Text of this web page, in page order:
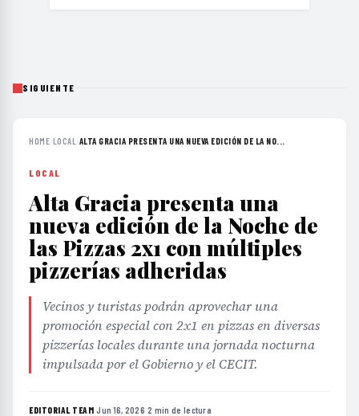
SIGUIENTE
HOME›LOCAL ›ALTA GRACIA PRESENTA UNA NUEVA EDICIÓN DE LA NO...
LOCAL
Alta Gracia presenta una
nueva edición de la Noche de
las Pizzas 2x1 con múltiples
pizzerías adheridas
Vecinos y turistas podrán aprovechar una
promoción especial con 2x1 en pizzas en diversas
pizzerías locales durante una jornada nocturna
impulsada por el Gobierno y el CECIT.
EDITORIAL TEAM·Jun 16, 2026·2 min de lectura·